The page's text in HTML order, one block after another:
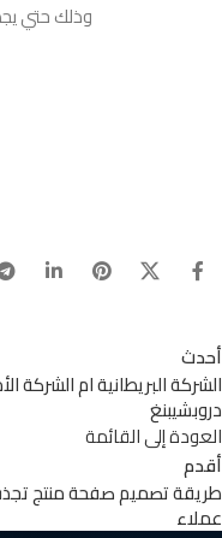
وذلك حتي
أحدث
الشركة البريطانية ام الشركة
دروبشيبنغ
العودة إلى القائمة
أقدم
طريقة تصميم صفحة منتج
عملاء